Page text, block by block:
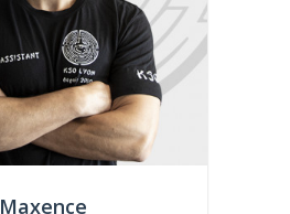
Maxence